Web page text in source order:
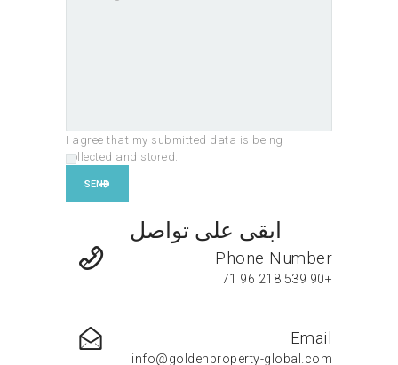
I agree that my submitted data is being
collected and stored.
ابقى على تواصل
Phone Number
+90 539 218 96 71
Email
info@goldenproperty-global.com